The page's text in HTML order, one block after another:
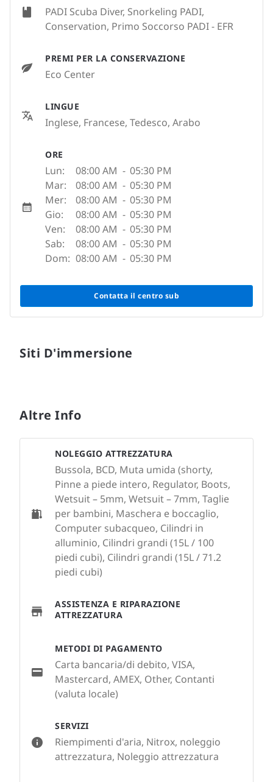
PADI Scuba Diver, Snorkeling PADI,
Conservation, Primo Soccorso PADI - EFR
PREMI PER LA CONSERVAZIONE
Eco Center
LINGUE
Inglese, Francese, Tedesco, Arabo
ORE
Lun: 08:00 AM - 05:30 PM
Mar:
08:00 AM - 05:30 PM
Mer:
08:00 AM - 05:30 PM
Gio:
08:00 AM - 05:30 PM
Ven:
08:00 AM - 05:30 PM
Sab:
08:00 AM - 05:30 PM
Dom: 08:00 AM - 05:30 PM
Contatta il centro sub
Siti D'immersione
Altre Info
SERVIZI
Riempimenti d'aria, Nitrox, noleggio
attrezzatura, Noleggio attrezzatura
NOLEGGIO ATTREZZATURA
Bussola, BCD, Muta umida (shorty,
Pinne a piede intero, Regulator, Boots,
Wetsuit – 5mm, Wetsuit – 7mm, Taglie
per bambini, Maschera e boccaglio,
Computer subacqueo, Cilindri in
alluminio, Cilindri grandi (15L / 100
piedi cubi), Cilindri grandi (15L / 71.2
piedi cubi)
ASSISTENZA E RIPARAZIONE
ATTREZZATURA
METODI DI PAGAMENTO
Carta bancaria/di debito, VISA,
Mastercard, AMEX, Other, Contanti
(valuta locale)